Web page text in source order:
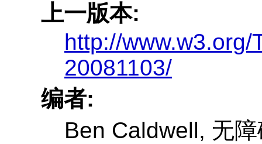
上一版本:
http://
20081103/
编者:
Ben Caldwell, 无